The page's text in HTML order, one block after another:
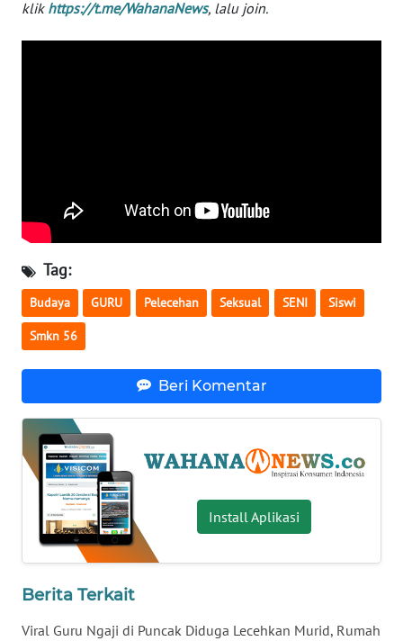
klik https://t.me/WahanaNews, lalu join.
Tag:
Budaya GURU Pelecehan Seksual SENI Siswi
Smkn 56
Beri Komentar
Install Aplikasi
Berita Terkait
Viral Guru Ngaji di Puncak Diduga Lecehkan Murid, Rumah
BABEL
BENGKULU
WN
LAMPUNG
WN
NUSANTARA
WN
JOGJA
WN
WN